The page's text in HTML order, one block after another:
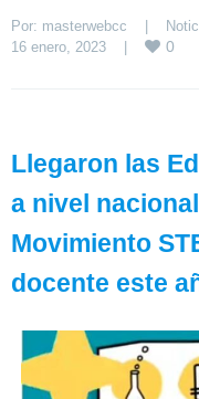
Por: masterwebcc |
16 enero, 2023 | 0
Llegaron las
a nivel
Movimiento
docente este